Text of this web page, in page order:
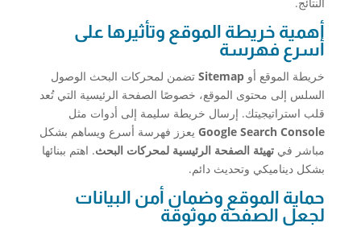
أهمية خريطة الموقع وتأثيرها على
أسرع فهرسة
خريطة الموقع أو Sitemapتضمن لمحركات البحث الوصول
السلس إلى محتوى الموقع، خصوصًا الصفحة الرئيسية التي تُعد
قلب استراتيجيتك. إرسال خريطة سليمة إلى أدوات مثل
Google Search Consoleيعزز فهرسة أسرع ويساهم بشكل
مباشر في تهيئة الصفحة الرئيسية لمحركات البحث. اهتم ببنائها
بشكل ديناميكي وتحديث دائم.
حماية الموقع وضمان أمن البيانات
لجعل الصفحة موثوقة